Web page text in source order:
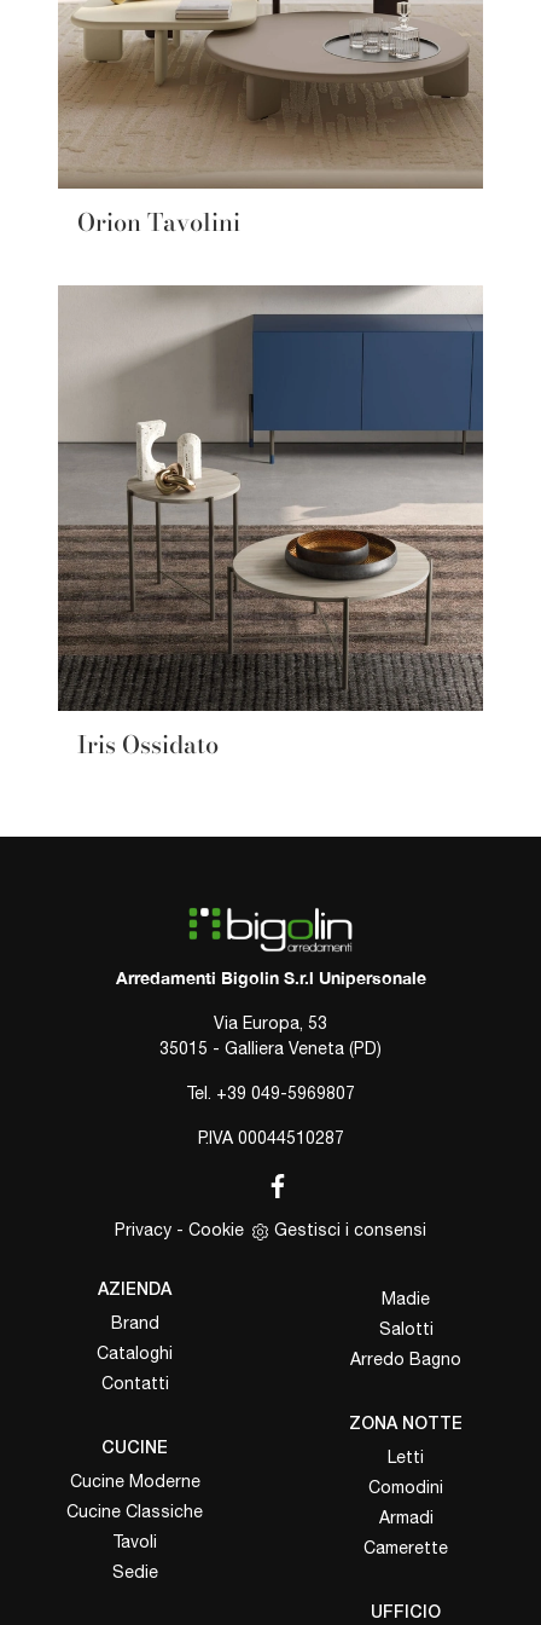
Orion Tavolini
Iris Ossidato
Arredamenti Bigolin S.r.l Unipersonale
Via Europa, 53
35015 - Galliera Veneta (PD)
Tel. +39 049-5969807
P.IVA 00044510287
Privacy - Cookie Gestisci i consensi
AZIENDA
Brand
Cataloghi
Contatti
CUCINE
Cucine Moderne
Cucine Classiche
Tavoli
Sedie
Madie
Salotti
Arredo Bagno
ZONA NOTTE
Letti
Comodini
Armadi
Camerette
UFFICIO